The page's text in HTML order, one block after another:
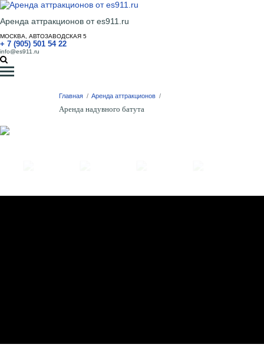
Аренда аттракционов от es911.ru
МОСКВА, АВТОЗАВОДСКАЯ 5
+ 7 (905) 501 54 22
info@es911.ru
Главная / Аренда аттракционов /
Аренда надувного батута